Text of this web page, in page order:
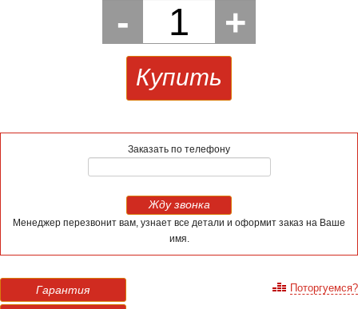
- 1 +
Купить
Заказать по телефону
Жду звонка
Менеджер перезвонит вам, узнает все детали и оформит заказ на Ваше
имя.
Гарантия Поторгуемся?